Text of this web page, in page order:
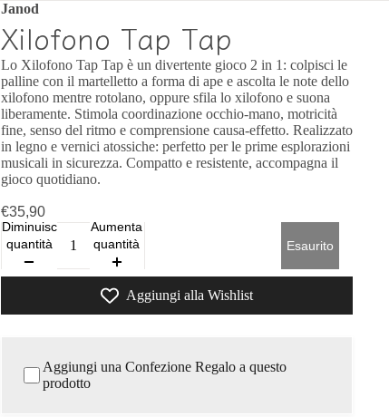
Janod
Xilofono Tap Tap
Lo Xilofono Tap Tap è un divertente gioco 2 in 1: colpisci le
palline con il martelletto a forma di ape e ascolta le note dello
xilofono mentre rotolano, oppure sfila lo xilofono e suona
liberamente. Stimola coordinazione occhio-mano, motricità
fine, senso del ritmo e comprensione causa-effetto. Realizzato
in legno e vernici atossiche: perfetto per le prime esplorazioni
musicali in sicurezza. Compatto e resistente, accompagna il
gioco quotidiano.
€35,90
Diminuisci
quantità
Aumenta
quantità
Esaurito
Aggiungi alla Wishlist
Aggiungi una Confezione Regalo a questo
prodotto